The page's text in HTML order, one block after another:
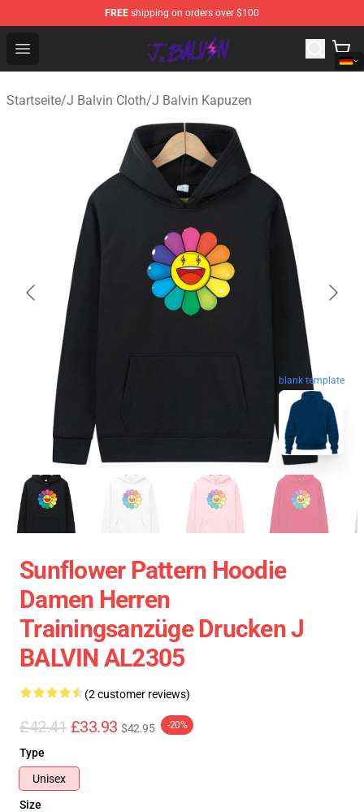
FREE shipping on orders over $100
Open menu
J Balvin Store - Official J Balvin Merchandise Shop
Startseite/J Balvin Cloth/J Balvin Kapuzen
blank template
Sunflower Pattern Hoodie
Damen Herren
Trainingsanzüge Drucken J
BALVIN AL2305
(2 customer reviews)
£42.41 £33.93 $42.95 -20%
Type
Unisex
Size